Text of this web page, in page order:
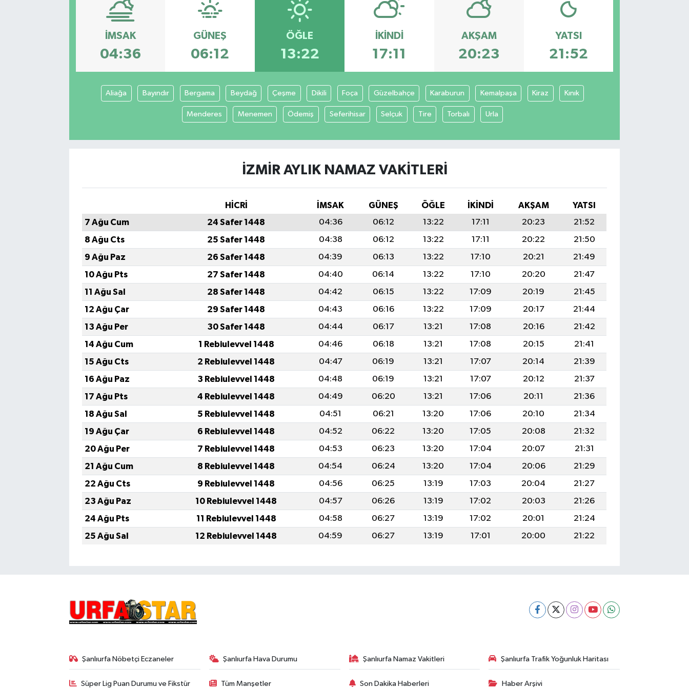
İMSAK
04:36
GÜNEŞ
06:12
ÖĞLE
13:22
İKINDI
17:11
AKŞAM
20:23
YATSI
21:52
Aliağa Bayındır Bergama Beydağ Çeşme Dikili Foça Güzelbahçe Karaburun Kemalpaşa Kiraz Kınık
Menderes Menemen Ödemiş Seferihisar Selçuk Tire Torbalı Urla
İZMIR AYLIK NAMAZ VAKITLERI
HİCRİ İMSAK GÜNEŞ ÖĞLE İKINDI AKŞAM
YATSI
7 Ağu Cum
24 Safer 1448 04:36 06:12 13:22 17:11 20:23
21:52
8 Ağu Cts
25 Safer 1448 04:38 06:12 13:22 17:11 20:22
21:50
9 Ağu Paz
26 Safer 1448 04:39 06:13 13:22 17:10 20:21
21:49
10 Ağu Pts
27 Safer 1448 04:40 06:14 13:22 17:10 20:20
21:47
11 Ağu Sal
28 Safer 1448 04:42 06:15 13:22 17:09 20:19
21:45
12 Ağu Çar
29 Safer 1448 04:43 06:16 13:22 17:09 20:17
21:44
13 Ağu Per
30 Safer 1448 04:44 06:17 13:21 17:08 20:16
21:42
14 Ağu Cum
1 Rebiulevvel 1448 04:46 06:18 13:21 17:08 20:15
21:41
15 Ağu Cts
2 Rebiulevvel 1448 04:47 06:19 13:21 17:07 20:14
21:39
16 Ağu Paz
3 Rebiulevvel 1448 04:48 06:19 13:21 17:07 20:12
21:37
17 Ağu Pts
4 Rebiulevvel 1448 04:49 06:20 13:21 17:06 20:11
21:36
18 Ağu Sal
5 Rebiulevvel 1448 04:51 06:21 13:20 17:06 20:10
21:34
19 Ağu Çar
6 Rebiulevvel 1448 04:52 06:22 13:20 17:05 20:08
21:32
20 Ağu Per
7 Rebiulevvel 1448 04:53 06:23 13:20 17:04 20:07
21:31
21 Ağu Cum
8 Rebiulevvel 1448 04:54 06:24 13:20 17:04 20:06
21:29
22 Ağu Cts
9 Rebiulevvel 1448 04:56 06:25 13:19 17:03 20:04
21:27
23 Ağu Paz
10 Rebiulevvel 1448 04:57 06:26 13:19 17:02 20:03
21:26
24 Ağu Pts
11 Rebiulevvel 1448 04:58 06:27 13:19 17:02 20:01
21:24
25 Ağu Sal
12 Rebiulevvel 1448 04:59 06:27 13:19 17:01 20:00 21:22
Şanlıurfa Nöbetçi Eczaneler Şanlıurfa Hava Durumu Şanlıurfa Namaz Vakitleri Şanlıurfa Trafik Yoğunluk Haritası
Süper Lig Puan Durumu ve Fikstür Tüm Manşetler Son Dakika Haberleri Haber Arşivi